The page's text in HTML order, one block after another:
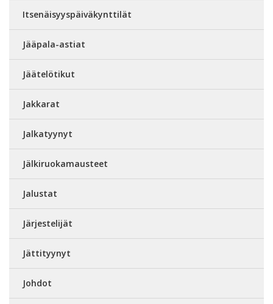
Itsenäisyyspäiväkynttilät
Jääpala-astiat
Jäätelötikut
Jakkarat
Jalkatyynyt
Jälkiruokamausteet
Jalustat
Järjestelijät
Jättityynyt
Johdot